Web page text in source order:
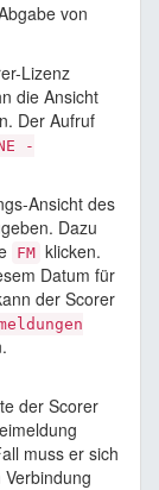
von
Lizenz
die Ansicht
Der Aufruf
-
Ansicht des
Dazu
FM klicken.
Datum für
der Scorer
der Scorer
muss er sich